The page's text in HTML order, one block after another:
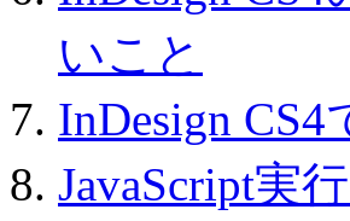
いこと
InDesign
JavaScript実